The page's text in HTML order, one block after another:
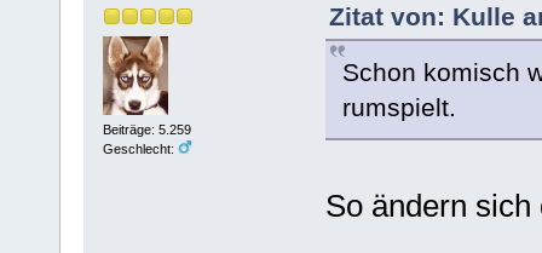
Beiträge: 5.259
Geschlecht:
Zitat von: Kulle
Schon komisch
rumspielt.
So ändern